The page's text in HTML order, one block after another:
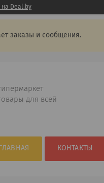
на Deal.by
заказы и сообщения.
для всей
ГЛАВНАЯ КОНТАКТЫ